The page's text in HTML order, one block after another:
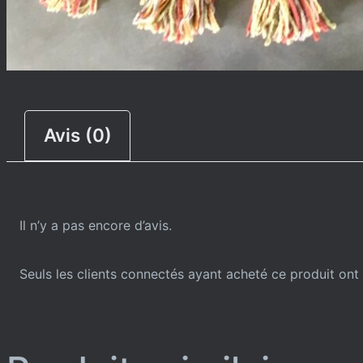
Avis (0)
Il n’y a pas encore d’avis.
Seuls les clients connectés ayant acheté ce produit